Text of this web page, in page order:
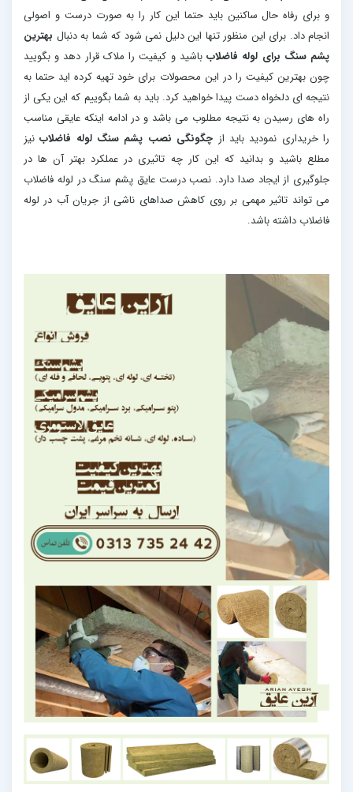
و برای رفاه حال ساکنین باید حتما این کار را به صورت درست و اصولی
انجام داد. برای این منظور تنها این دلیل نمی شود که شما به دنبال بهترین
پشم سنگ برای لوله فاضلابباشید و کیفیت را ملاک قرار دهد و بگویید
چون بهترین کیفیت را در این محصولات برای خود تهیه کرده اید حتما به
نتیجه ای دلخواه دست پیدا خواهید کرد. باید به شما بگوییم که این یکی از
راه های رسیدن به نتیجه مطلوب می باشد و در ادامه اینکه عایقی مناسب
را خریداری نمودید باید از چگونگی نصب پشم سنگ لوله فاضلابنیز
مطلع باشید و بدانید که این کار چه تاثیری در عملکرد بهتر آن ها در
جلوگیری از ایجاد صدا دارد. نصب درست عایق پشم سنگ در لوله فاضلاب
می تواند تاثیر مهمی بر روی کاهش صداهای ناشی از جریان آب در لوله
فاضلاب داشته باشد.